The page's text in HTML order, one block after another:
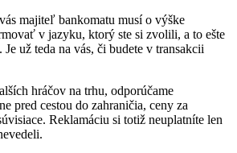
majiteľ bankomatu musí o výške
v jazyku, ktorý ste si zvolili, a to ešte
už teda na vás, či budete v transakcii
hráčov na trhu, odporúčame
pred cestou do zahraničia, ceny za
Reklamáciu si totiž neuplatníte len